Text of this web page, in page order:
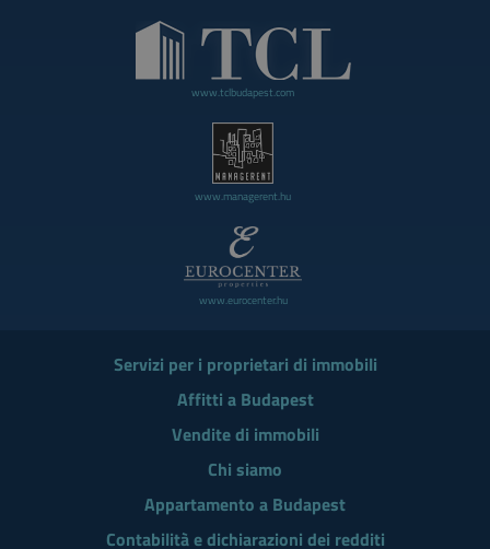
www.tclbudapest.com
www.managerent.hu
www.eurocenter.hu
Servizi per i proprietari di immobili
Affitti a Budapest
Vendite di immobili
Chi siamo
Appartamento a Budapest
Contabilità e dichiarazioni dei redditi